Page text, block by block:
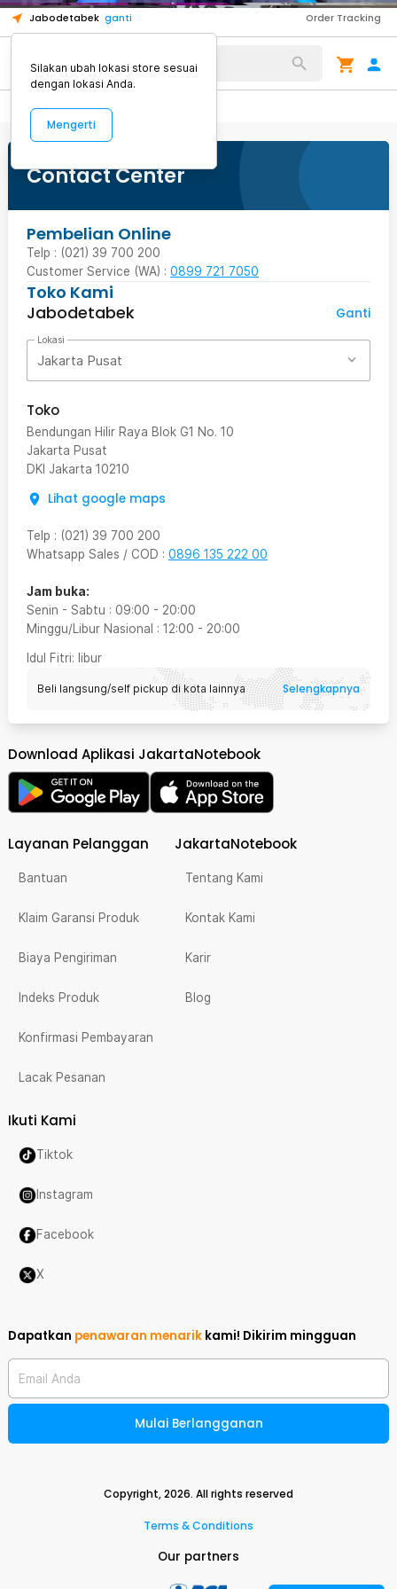
Jabodetabek ganti Order Tracking
Alat Kopi
Twitter : @JakartaNotebook.com Instagram :
@jakartanotebook Tiktok : jakartanotebook.com
1
JakartaNotebook.com Twitter :
@JakartaNotebook.com Instagram :
1
Contact Center
Pembelian Online
Telp : (021) 39 700 200
Customer Service (WA) : 0899 721 7050
Toko Kami
Jabodetabek
Ganti
Lokasi
Jakarta Pusat
Toko
Bendungan Hilir Raya Blok G1 No. 10
Jakarta Pusat
DKI Jakarta 10210
Lihat google maps
Telp : (021) 39 700 200
Whatsapp Sales / COD : 0896 135 222 00
Jam buka:
Senin - Sabtu : 09:00 - 20:00
Minggu/Libur Nasional : 12:00 - 20:00
Idul Fitri: libur
Beli langsung/self pickup di kota lainnya Selengkapnya
Download Aplikasi JakartaNotebook
Layanan Pelanggan
Bantuan
Klaim Garansi Produk
Biaya Pengiriman
Indeks Produk
Konfirmasi Pembayaran
Lacak Pesanan
JakartaNotebook
Tentang Kami
Kontak Kami
Karir
Blog
Ikuti Kami
Tiktok
Instagram
Facebook
X
Dapatkan penawaran menarik kami! Dikirim mingguan
Email Anda
Mulai Berlangganan
Copyright,2026. All rights reserved
Terms & Conditions
Our partners
Silakan ubah lokasi store sesuai
dengan lokasi Anda.
Mengerti